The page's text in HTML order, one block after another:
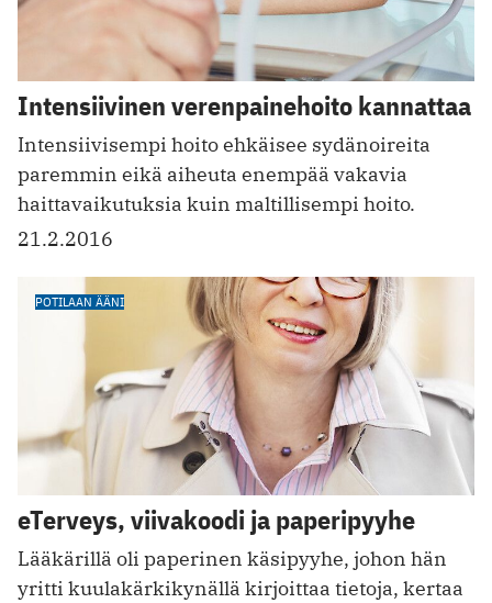
Intensiivinen verenpainehoito kannattaa
Intensiivisempi hoito ehkäisee sydänoireita
paremmin eikä aiheuta enempää vakavia
haittavaikutuksia kuin maltillisempi hoito.
21.2.2016
POTILAAN ÄÄNI
eTerveys, viivakoodi ja paperipyyhe
Lääkärillä oli paperinen käsipyyhe, johon hän
yritti kuulakärkikynällä kirjoittaa tietoja, kertaa